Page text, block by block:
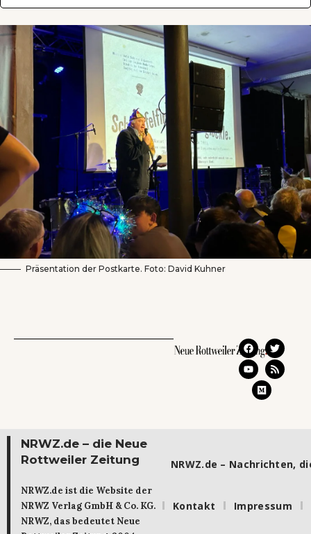
Präsentation der Postkarte. Foto: David Kuhner
NRWZ.de – die Neue
Rottweiler Zeitung
NRWZ.de ist die Website der
NRWZ Verlag GmbH & Co. KG.
NRWZ, das bedeutet Neue
NRWZ.de – Nachrichten,
Kontakt Impressum